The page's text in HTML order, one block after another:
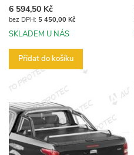
6 594,50 Kč
5 450,00 Kč
SKLADEM U NÁS
Přidat do košíku